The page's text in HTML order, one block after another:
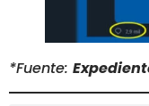
*Fuente: